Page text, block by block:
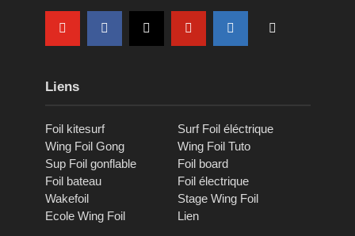
Liens
Foil kitesurf
Surf Foil éléctrique
Wing Foil Gong
Wing Foil Tuto
Sup Foil gonflable
Foil board
Foil bateau
Foil électrique
Wakefoil
Stage Wing Foil
Ecole Wing Foil
Lien